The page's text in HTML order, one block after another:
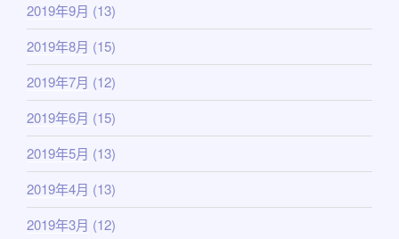
2019年9月 (13)
2019年8月 (15)
2019年7月 (12)
2019年6月 (15)
2019年5月 (13)
2019年4月 (13)
2019年3月 (12)